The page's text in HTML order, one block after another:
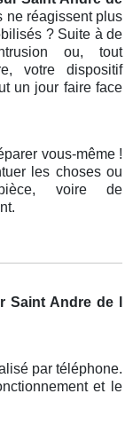
ne réagissent plus
? Suite à de
ou, tout
votre dispositif
un jour faire face
vous-même !
les choses ou
pièce, voire de
Saint Andre de l
par téléphone.
et le